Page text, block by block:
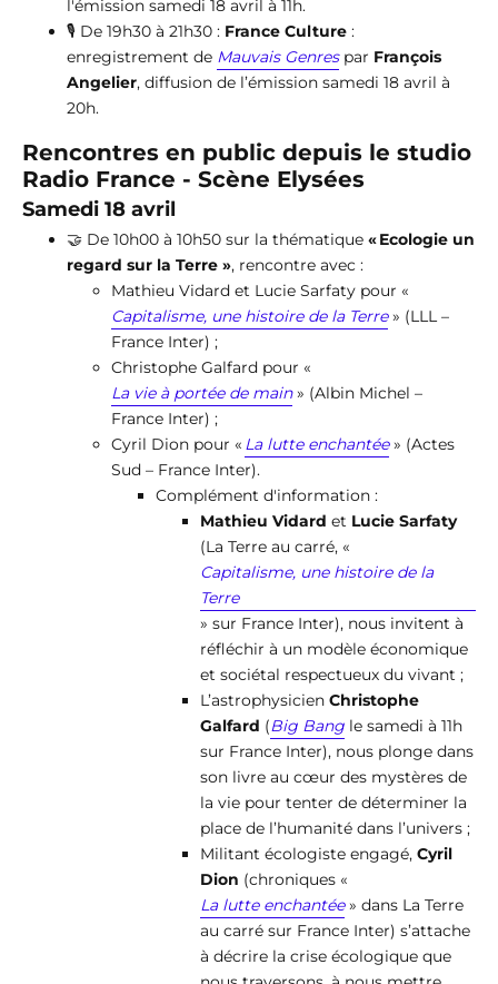
l'émission samedi 18 avril à 11h.
🎙️ De 19h30 à 21h30 : France Culture :
enregistrement de Mauvais Genrespar François
Angelier, diffusion de l’émission samedi 18 avril à
20h.
Rencontres en public depuis le studio
Radio France - Scène Elysées
Samedi 18 avril
🤝 De 10h00 à 10h50 sur la thématique « Ecologie un
regard sur la Terre », rencontre avec :
Mathieu Vidard et Lucie Sarfaty pour «
Capitalisme, une histoire de la Terre» (LLL –
France Inter) ;
Christophe Galfard pour «
La vie à portée de main» (Albin Michel –
France Inter) ;
Cyril Dion pour « La lutte enchantée» (Actes
Sud – France Inter).
Complément d'information :
Mathieu Vidard et Lucie Sarfaty
(La Terre au carré, «
Capitalisme, une histoire de la
Terre
» sur France Inter), nous invitent à
réfléchir à un modèle économique
et sociétal respectueux du vivant ;
L’astrophysicien Christophe
Galfard (Big Bang le samedi à 11h
sur France Inter), nous plonge dans
son livre au cœur des mystères de
la vie pour tenter de déterminer la
place de l’humanité dans l’univers ;
Militant écologiste engagé, Cyril
Dion (chroniques «
La lutte enchantée» dans La Terre
au carré sur France Inter) s’attache
à décrire la crise écologique que